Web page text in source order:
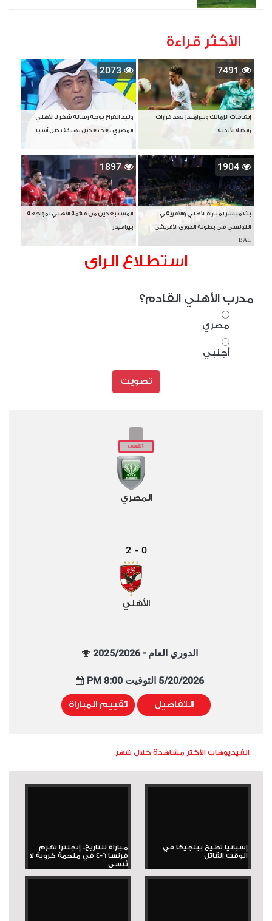
الأكثر قراءة
7491
إيقافات الزمالك وبيراميدز بعد قرارات
رابطة الأندية
2073
وليد الفراج يوجه رسالة شكر لـ الأهلي
المصري بعد تعديل تهنئة بطل آسيا
1904
بث مباشر لمباراة الأهلي والأفريقي
التونسي في بطولة الدوري الأفريقي
BAL
1897
المستبعدين من قائمة الأهلي لمواجهة
بيراميدز
استطلاع الراى
مدرب الأهلي القادم؟
مصري
أجنبي
تصويت
المصري
0
-
2
الأهلي
الدوري العام - 2025/2026
5/20/2026 التوقيت 8:00 PM
التفاصيل تقييم المباراة
الفيديوهات الأكثر مشاهدة خلال شهر
إسبانيا تطيح ببلجيكا في
الوقت القاتل
مباراة للتاريخ.. إنجلترا تهزم
فرنسا 6-4 في ملحمة كروية لا
تُنسى